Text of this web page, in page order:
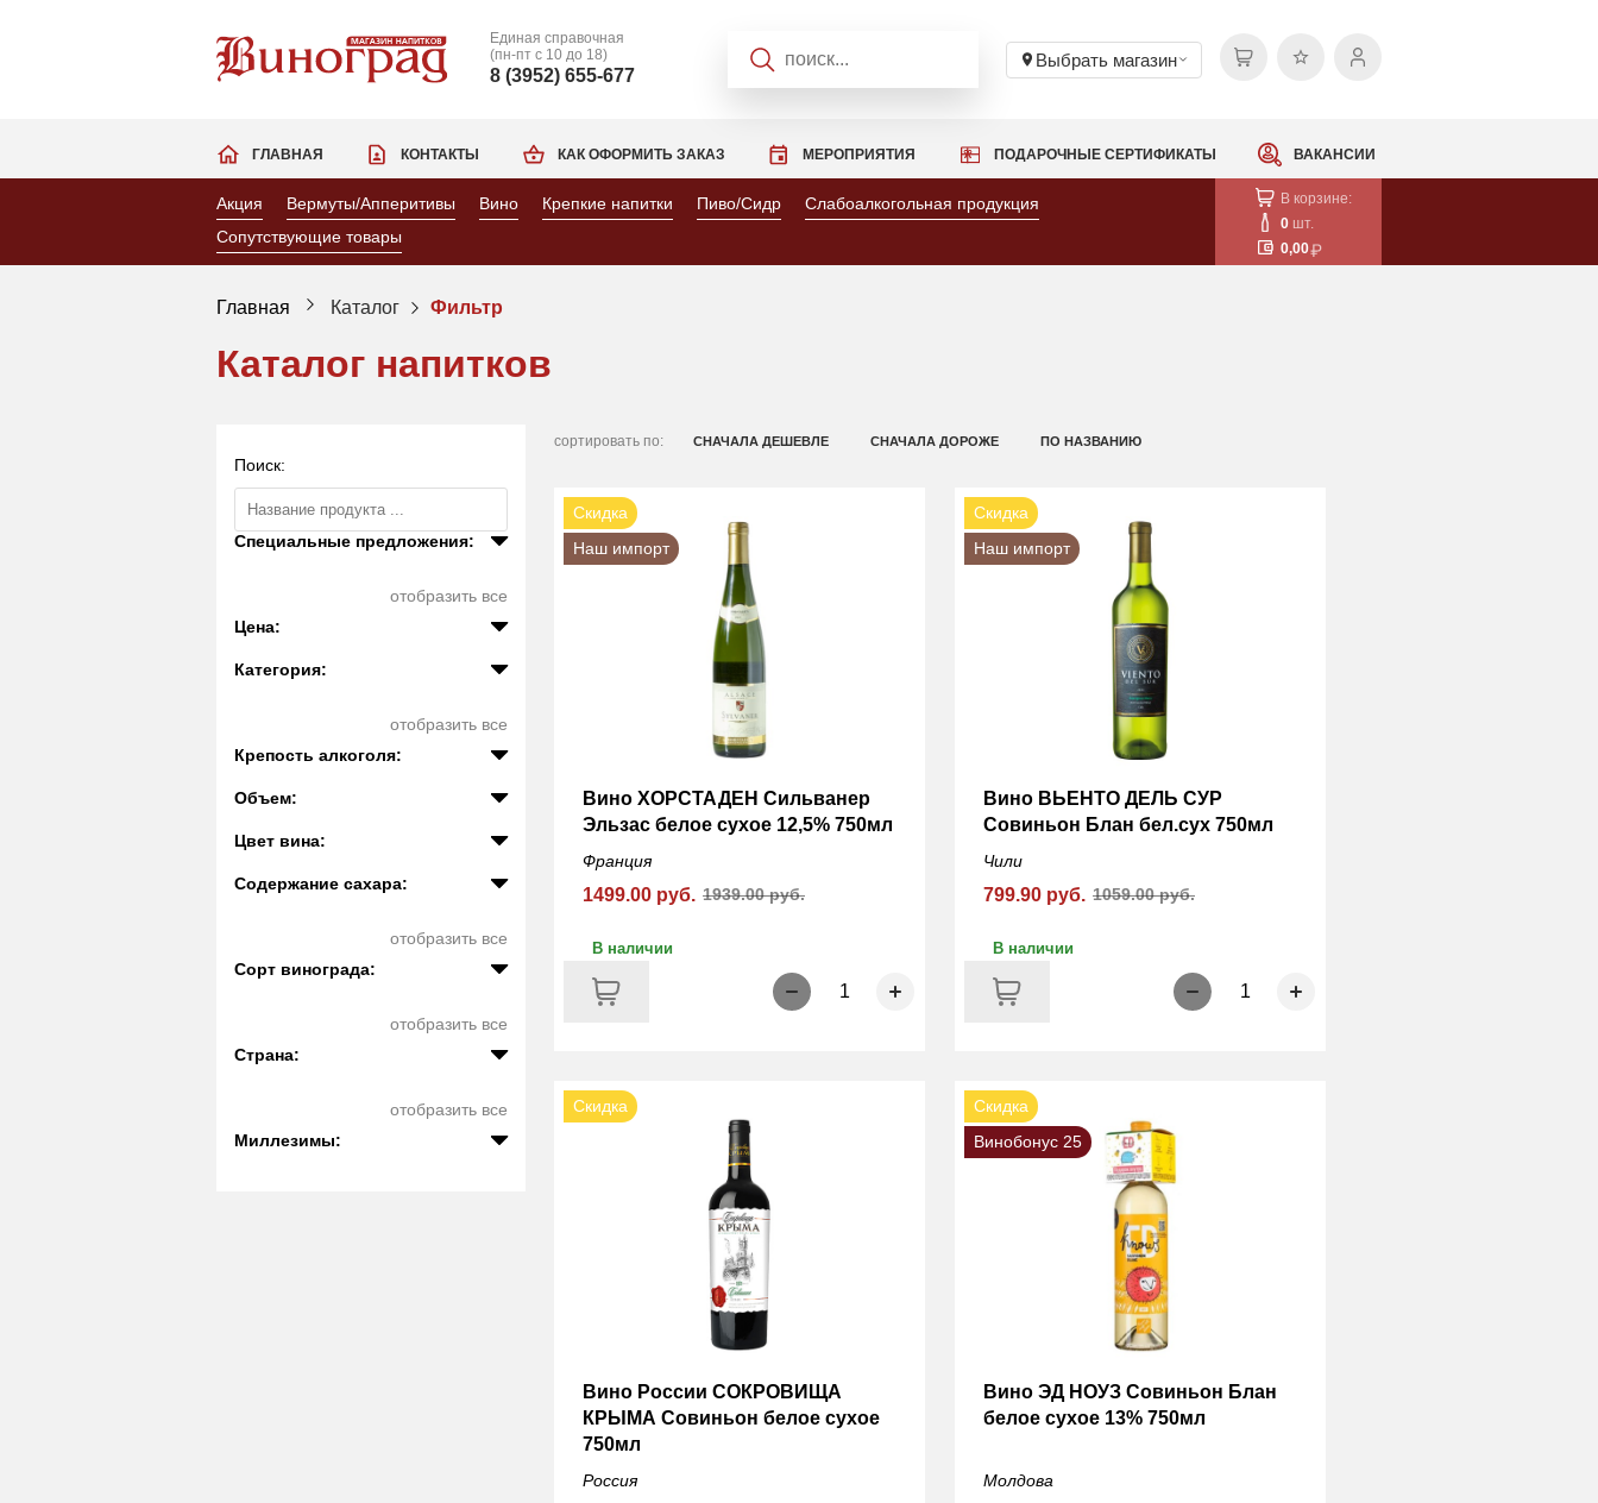
Единая справочная
(пн-пт с 10 до 18)
8 (3952) 655-677
Выбрать магазин
КАК ОФОРМИТЬ ЗАКАЗ МЕРОПРИЯТИЯ ПОДАРОЧНЫЕ СЕРТИФИКАТЫ ВАКАНСИИ
ГЛАВНАЯ КОНТАКТЫ
Акция Вермуты/Апперитивы Вино Крепкие напитки Пиво/Сидр
Слабоалкогольная продукция
Сопутствующие товары
В корзине:
0 шт.
0,00
Главная Каталог Фильтр
Каталог напитков
Поиск:
Специальные предложения:
отобразить все
Цена:
Категория:
отобразить все
Крепость алкоголя:
Объем:
Цвет вина:
Содержание сахара:
отобразить все
Сорт винограда:
отобразить все
Страна:
отобразить все
Миллезимы:
сортировать по: СНАЧАЛА ДЕШЕВЛЕ СНАЧАЛА ДОРОЖЕ ПО НАЗВАНИЮ
Скидка
Наш импорт
Вино ХОРСТАДЕН Сильванер
Эльзас белое сухое 12,5% 750мл
Франция
1499.00 руб. 1939.00 руб.
В наличии
1
Скидка
Наш импорт
Вино ВЬЕНТО ДЕЛЬ СУР
Совиньон Блан бел.сух 750мл
Чили
799.90 руб. 1059.00 руб.
В наличии
1
Скидка
Вино России СОКРОВИЩА
КРЫМА Совиньон белое сухое
750мл
Россия
Скидка
Винобонус 25
Вино ЭД НОУЗ Совиньон Блан
белое сухое 13% 750мл
Молдова